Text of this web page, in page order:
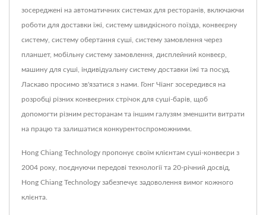
зосереджені на автоматичних системах для ресторанів, включаючи
роботи для доставки їжі, систему швидкісного поїзда, конвеєрну
систему, систему обертання суші, систему замовлення через
планшет, мобільну систему замовлення, дисплейний конвеєр,
машину для суші, індивідуальну систему доставки їжі та посуд.
Ласкаво просимо зв'язатися з нами. Гонг Чіанг зосередився на
розробці різних конвеєрних стрічок для суші-барів, щоб
допомогти різним ресторанам та іншим галузям зменшити витрати
на працю та залишатися конкурентоспроможними.
Hong Chiang Technology пропонує своїм клієнтам суші-конвеєри з
2004 року, поєднуючи передові технології та 20-річний досвід,
Hong Chiang Technology забезпечує задоволення вимог кожного
клієнта.